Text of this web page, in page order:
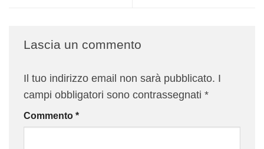
Lascia un commento
Il tuo indirizzo email non sarà pubblicato. I
campi obbligatori sono contrassegnati *
Commento *